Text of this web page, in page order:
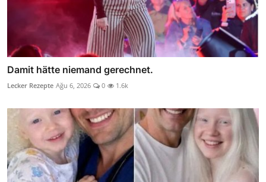
Damit hätte niemand gerechnet.
Lecker Rezepte Ağu 6, 2026 0 1.6k